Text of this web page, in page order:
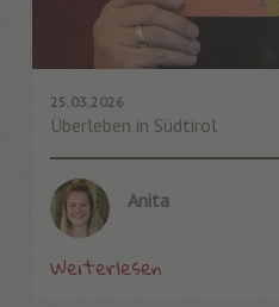
25.03.2026
Überleben in Südtirol
Anita
Weiterlesen